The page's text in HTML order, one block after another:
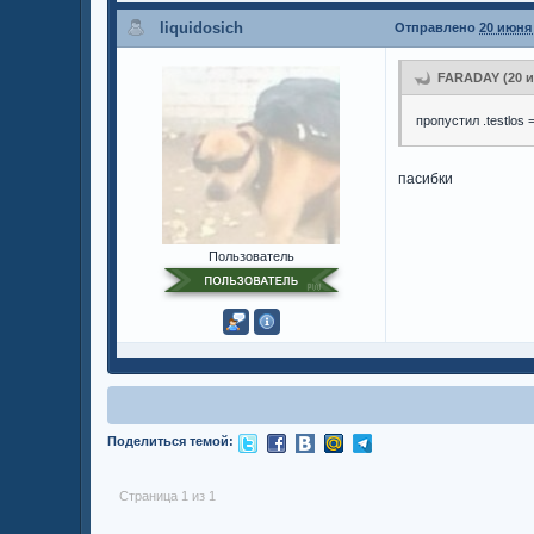
liquidosich Отправлено20 июня
Пользователь
FARADAY (20
пропустил .testlos
пасибки
Поделиться темой:
Страница 1 из 1